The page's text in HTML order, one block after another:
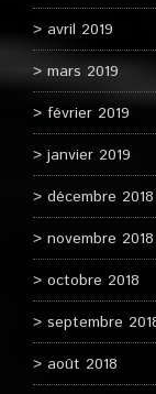
avril 2019
mars 2019
février 2019
janvier 2019
décembre 2018
novembre 2018
octobre 2018
septembre
août 2018